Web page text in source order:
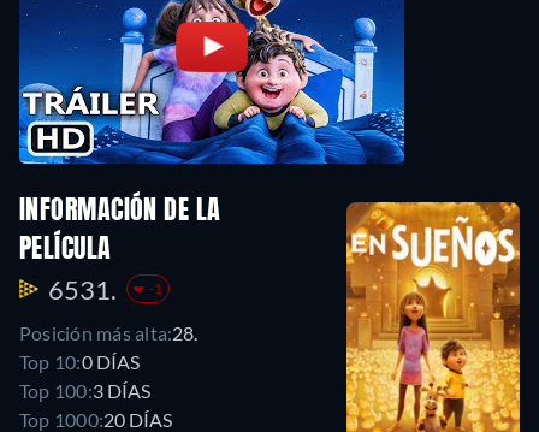
INFORMACIÓN DE LA
PELÍCULA
6531. -1
Posición más alta:28.
Top 10:0 DÍAS
Top 100:3 DÍAS
Top 1000:20 DÍAS